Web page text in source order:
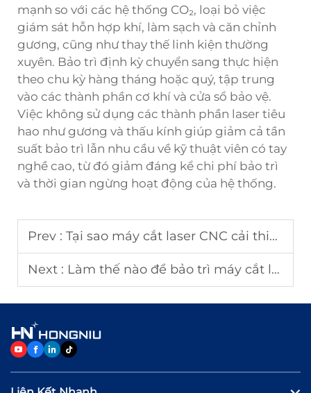
mạnh so với các hệ thống CO₂, loại bỏ việc
giám sát hỗn hợp khí, làm sạch và căn chỉnh
gương, cũng như thay thế linh kiện thường
xuyên. Bảo trì định kỳ chuyển sang thực hiện
theo chu kỳ hàng tháng hoặc quý, tập trung
vào các thành phần cơ khí và cửa sổ bảo vệ.
Việc không sử dụng các thành phần laser tiêu
hao như gương và thấu kính giúp giảm cả tần
suất bảo trì lẫn nhu cầu về kỹ thuật viên có tay
nghề cao, từ đó giảm đáng kể chi phí bảo trì
và thời gian ngừng hoạt động của hệ thống.
Prev : Tại sao máy cắt laser CNC cải thiện tính nhất quán trong sản xuất?
Next : Làm thế nào để bảo trì máy cắt laser nhằm đảm bảo hiệu suất hoạt động lâu dài?